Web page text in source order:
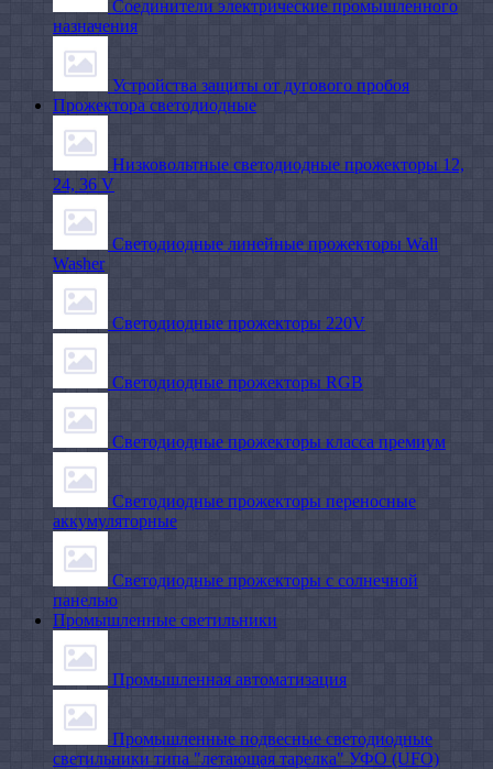
Соединители электрические промышленного
назначения
Устройства защиты от дугового пробоя
Прожектора светодиодные
Низковольтные светодиодные прожекторы 12,
24, 36 V
Светодиодные линейные прожекторы Wall
Washer
Светодиодные прожекторы 220V
Светодиодные прожекторы RGB
Светодиодные прожекторы класса премиум
Светодиодные прожекторы переносные
аккумуляторные
Светодиодные прожекторы с солнечной
панелью
Промышленные светильники
Промышленная автоматизация
Промышленные подвесные cветодиодные
светильники типа "летающая тарелка" УФО (UFO)